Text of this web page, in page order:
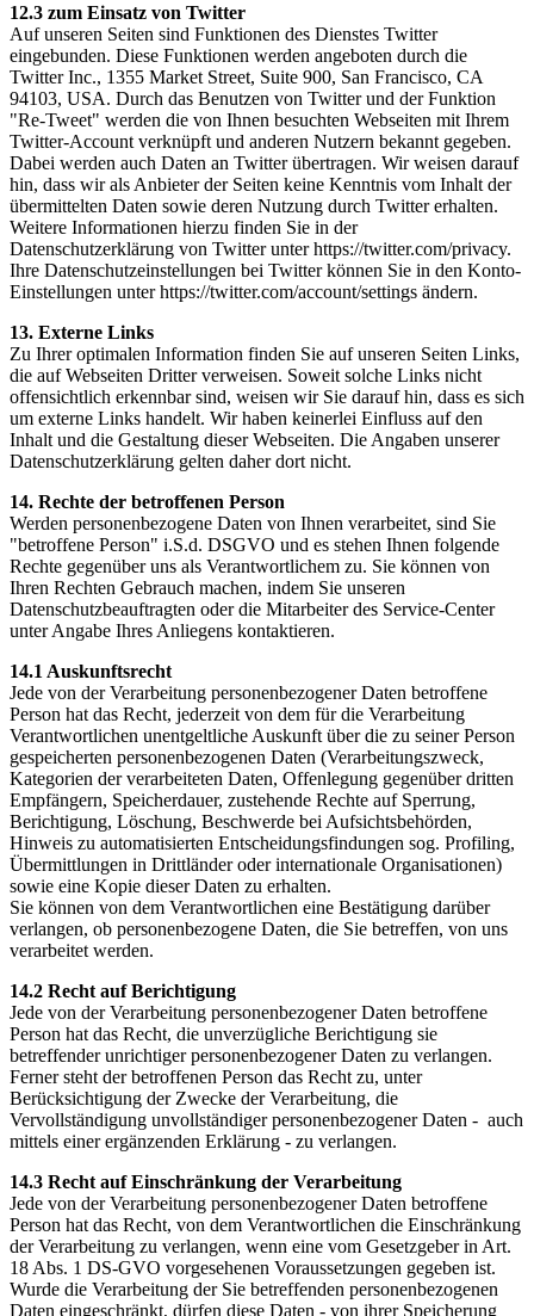
12.3 zum Einsatz von Twitter
Auf unseren Seiten sind Funktionen des Dienstes Twitter
eingebunden. Diese Funktionen werden angeboten durch die
Twitter Inc., 1355 Market Street, Suite 900, San Francisco, CA
94103, USA. Durch das Benutzen von Twitter und der Funktion
"Re-Tweet" werden die von Ihnen besuchten Webseiten mit Ihrem
Twitter-Account verknüpft und anderen Nutzern bekannt gegeben.
Dabei werden auch Daten an Twitter übertragen. Wir weisen darauf
hin, dass wir als Anbieter der Seiten keine Kenntnis vom Inhalt der
übermittelten Daten sowie deren Nutzung durch Twitter erhalten.
Weitere Informationen hierzu finden Sie in der
Datenschutzerklärung von Twitter unter https://twitter.com/privacy.
Ihre Datenschutzeinstellungen bei Twitter können Sie in den Konto-
Einstellungen unter https://twitter.com/account/settings ändern.
13. Externe Links
Zu Ihrer optimalen Information finden Sie auf unseren Seiten Links,
die auf Webseiten Dritter verweisen. Soweit solche Links nicht
offensichtlich erkennbar sind, weisen wir Sie darauf hin, dass es sich
um externe Links handelt. Wir haben keinerlei Einfluss auf den
Inhalt und die Gestaltung dieser Webseiten. Die Angaben unserer
Datenschutzerklärung gelten daher dort nicht.
14. Rechte der betroffenen Person
Werden personenbezogene Daten von Ihnen verarbeitet, sind Sie
"betroffene Person" i.S.d. DSGVO und es stehen Ihnen folgende
Rechte gegenüber uns als Verantwortlichem zu. Sie können von
Ihren Rechten Gebrauch machen, indem Sie unseren
Datenschutzbeauftragten oder die Mitarbeiter des Service-Center
unter Angabe Ihres Anliegens kontaktieren.
14.1 Auskunftsrecht
Jede von der Verarbeitung personenbezogener Daten betroffene
Person hat das Recht, jederzeit von dem für die Verarbeitung
Verantwortlichen unentgeltliche Auskunft über die zu seiner Person
gespeicherten personenbezogenen Daten (Verarbeitungszweck,
Kategorien der verarbeiteten Daten, Offenlegung gegenüber dritten
Empfängern, Speicherdauer, zustehende Rechte auf Sperrung,
Berichtigung, Löschung, Beschwerde bei Aufsichtsbehörden,
Hinweis zu automatisierten Entscheidungsfindungen sog. Profiling,
Übermittlungen in Drittländer oder internationale Organisationen)
sowie eine Kopie dieser Daten zu erhalten.
Sie können von dem Verantwortlichen eine Bestätigung darüber
verlangen, ob personenbezogene Daten, die Sie betreffen, von uns
verarbeitet werden.
14.2 Recht auf Berichtigung
Jede von der Verarbeitung personenbezogener Daten betroffene
Person hat das Recht, die unverzügliche Berichtigung sie
betreffender unrichtiger personenbezogener Daten zu verlangen.
Ferner steht der betroffenen Person das Recht zu, unter
Berücksichtigung der Zwecke der Verarbeitung, die
Vervollständigung unvollständiger personenbezogener Daten - auch
mittels einer ergänzenden Erklärung - zu verlangen.
14.3 Recht auf Einschränkung der Verarbeitung
Jede von der Verarbeitung personenbezogener Daten betroffene
Person hat das Recht, von dem Verantwortlichen die Einschränkung
der Verarbeitung zu verlangen, wenn eine vom Gesetzgeber in Art.
18 Abs. 1 DS-GVO vorgesehenen Voraussetzungen gegeben ist.
Wurde die Verarbeitung der Sie betreffenden personenbezogenen
Daten eingeschränkt, dürfen diese Daten - von ihrer Speicherung